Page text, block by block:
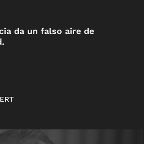
da un falso aire de